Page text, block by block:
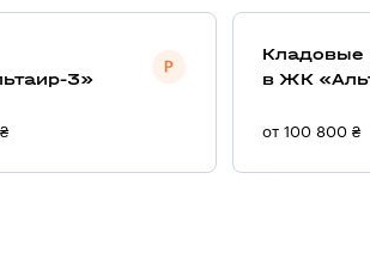
3»
Кладовые
в ЖК
от 100 800 ₴